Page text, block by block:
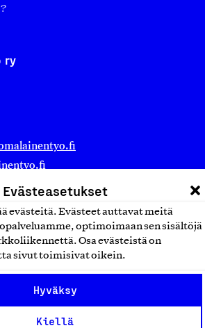
Evästeasetukset
evästeitä. Evästeet auttavat meitä
optimoimaan sen sisältöjä
Osa evästeistä on
sivut toimisivat oikein.
Hyväksy
Kiellä
ry